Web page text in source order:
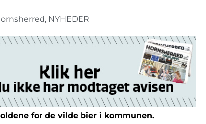
, NYHEDER
for de vilde bier i kommunen.